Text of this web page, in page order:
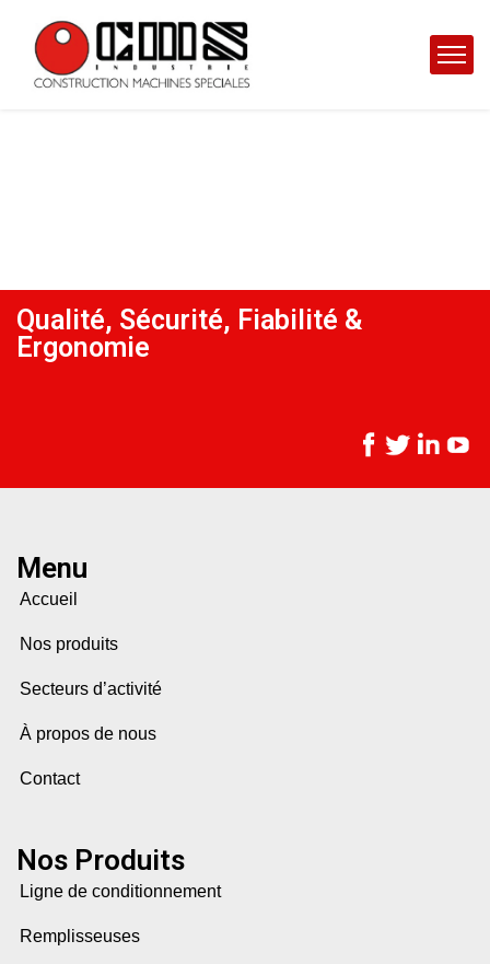
Qualité, Sécurité, Fiabilité &
Ergonomie
Menu
Accueil
Nos produits
Secteurs d’activité
À propos de nous
Contact
Nos Produits
Ligne de conditionnement
Remplisseuses